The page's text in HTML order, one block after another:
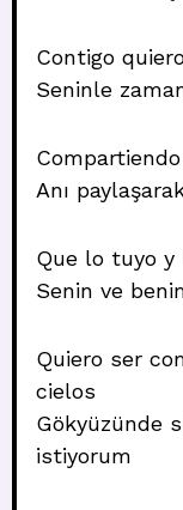
Contigo
Seninle
Anı
Que lo tuyo
Senin ve
Quiero ser
cielos
Gökyüzünde
istiyorum